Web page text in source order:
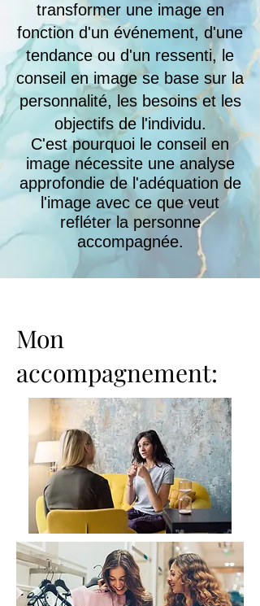
transformer une image en
fonction d'un événement, d'une
tendance ou d'un ressenti, le
conseil en image se base sur la
personnalité, les besoins et les
objectifs de l'individu.
C'est pourquoi le conseil en
image nécessite une analyse
approfondie de l'adéquation de
l'image avec ce que veut
refléter la personne
accompagnée.
Mon
accompagnement: